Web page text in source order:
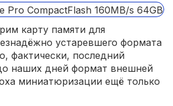
карту памяти для
устаревшего формата
фактически, последний
наших дней формат внешней
миниатюризации ещё только